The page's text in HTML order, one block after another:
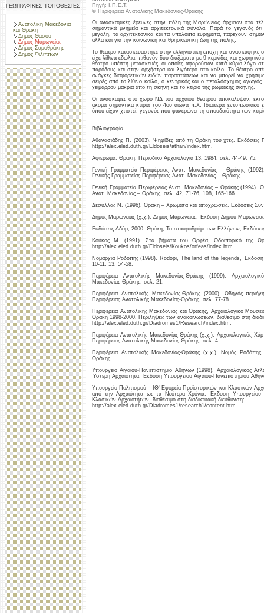
ΓΕΩΓΡΑΦΙΚΕΣ ΤΟΠΟΘΕΣΙΕΣ
Ανατολική Μακεδονία
και Θράκη
Δήμος Θάσου
Δήμος Μαρωνείας
Δήμος Σαμοθράκης
Δήμος Φιλίππων
Πηγή: Ι.Π.Ε.Τ.
© Περιφέρεια Ανατολικής Μακεδονίας-Θράκης
Οι ανασκαφικές έρευνες στην πόλη της Μαρώνειας άρχισαν στα
σημαντικά μνημεία και αρχιτεκτονικά σύνολα. Παρά το γεγονός
μεγάλη, τα αρχιτεκτονικά και τα υπόλοιπα ευρήματα, παρέχουν
αλλά και για την κοινωνική και θρησκευτική ζωή της πόλης.
Το θέατρο κατασκευάστηκε στην ελληνιστική εποχή και ανασκάφηκε
είχε λίθινα εδώλια, πιθανόν δυο διαζώματα με 9 κερκίδες και
θέατρο υπέστη μετασκευές, οι οποίες αφορούσαν κατά κύριο λόγο
παρόδους και στην ορχήστρα και λιγότερο στο κοίλο. Το θέατρο
ανάγκες διαφορετικών ειδών παραστάσεων και να μπορεί να
σειρές από το λίθινο κοίλο, ο κεντρικός και ο πεταλόσχημος
χειμάρρου μακριά από τη σκηνή και το κτίριο της ρωμαϊκής σκηνής.
Οι ανασκαφές στο χώρο ΝΔ του αρχαίου θεάτρου αποκάλυψαν,
ακόμα σημαντικά κτίρια του 4ου αιώνα π.Χ. Ιδιαίτερα
όπου είχαν χτιστεί, γεγονός που φανερώνει τη σπουδαιότητα των
Βιβλιογραφία
Αθανασιάδης Π. (2003). Ψηφίδες από τη Θράκη του χτες. Εκδόσεις
http://alex.eled.duth.gr/Eldoseis/athan/index.htm.
Αφιέρωμα: Θράκη, Περιοδικό Αρχαιολογία 13, 1984, σελ. 44-49, 75.
Γενική Γραμματεία Περιφέρειας Ανατ. Μακεδονίας – Θράκης
Γενικής Γραμματείας Περιφέρειας Ανατ. Μακεδονίας – Θράκης.
Γενική Γραμματεία Περιφέρειας Ανατ. Μακεδονίας – Θράκης (1994).
Ανατ. Μακεδονίας – Θράκης, σελ. 42, 71-76, 108, 165-166.
Δεσύλλας Ν. (1996). Θράκη – Χρώματα και αποχρώσεις. Εκδόσεις
Δήμος Μαρώνειας (χ.χ.). Δήμος Μαρώνειας, Έκδοση Δήμου
Εκδόσεις Αδάμ, 2000. Θράκη, Το σταυροδρόμι των Ελλήνων,
Κούκος Μ. (1991). Στα βήματα του Ορφέα, Οδοιπορικό της
http://alex.eled.duth.gr/Eldoseis/Koukos/orfeas/index.htm.
Νομαρχία Ροδόπης (1998). Rodopi, The land of the legends,
10-11, 13, 54-58.
Περιφέρεια Ανατολικής Μακεδονίας-Θράκης (1999).
Μακεδονίας-Θράκης, σελ. 21.
Περιφέρεια Ανατολικής Μακεδονίας-Θράκης (2000). Οδηγός
Περιφέρειας Ανατολικής Μακεδονίας-Θράκης, σελ. 77-78.
Περιφέρεια Ανατολικής Μακεδονίας και Θράκης, Αρχαιολογικό
Θράκη 1998-2000, Περιλήψεις των ανακοινώσεων, διαθέσιμο στη
http://alex.eled.duth.gr/Diadromes1/Research/index.htm.
Περιφέρεια Ανατολικής Μακεδονίας-Θράκης (χ.χ.). Αρχαιολογικός
Περιφέρειας Ανατολικής Μακεδονίας-Θράκης, σελ. 4.
Περιφέρεια Ανατολικής Μακεδονίας-Θράκης (χ.χ.). Νομός
Θράκης.
Υπουργείο Αιγαίου-Πανεπιστήμιο Αθηνών (1998). Αρχαιολογικός
Ύστερη Αρχαιότητα, Έκδοση Υπουργείου Αιγαίου-Πανεπιστημίου
Υπουργείο Πολιτισμού – ΙΘ' Εφορεία Προϊστορικών και Κλασικών
από την Αρχαιότητα ως τα Νεότερα Χρόνια, Έκδοση Υπουργείου
Κλασικών Αρχαιοτήτων, διαθέσιμο στη διαδικτυακή διεύθυνση:
http://alex.eled.duth.gr/Diadromes1/research1/content.htm.